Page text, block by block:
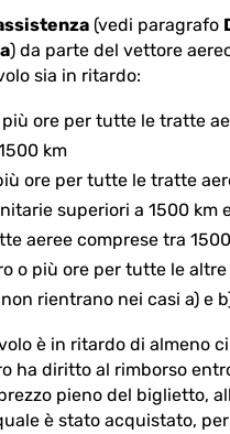
(vedi paragrafo
) da parte del vettore
sia in ritardo:
ore per tutte le tratte
km
ore per tutte le tratte
superiori a 1500 km
aeree comprese tra
o più ore per tutte le
rientrano nei casi a) e
è in ritardo di almeno
ha dirittoal rimborso
pieno del biglietto,
è stato acquistato,